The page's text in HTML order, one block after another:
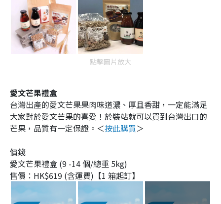
點擊圖片放大
愛文芒果禮盒
台灣出產的愛文芒果果肉味道濃、厚且香甜，一定能滿足
大家對於愛文芒果的喜愛！於裝站就可以買到台灣出口的
芒果，品質有一定保證。＜按此購買＞
價錢
愛文芒果禮盒 (9 -14 個/總重 5kg)
售價：HK$619 (含運費)【1 箱起訂】